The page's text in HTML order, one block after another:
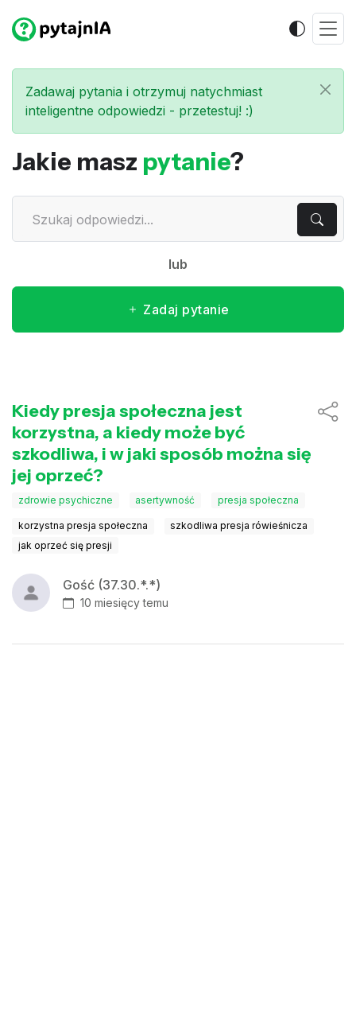
Zadawaj pytania i otrzymuj natychmiast
inteligentne odpowiedzi - przetestuj! :)
Jakie masz pytanie?
lub
Zadaj pytanie
Kiedy presja społeczna jest
korzystna, a kiedy może być
szkodliwa, i w jaki sposób można się
jej oprzeć?
zdrowie psychiczne asertywność presja społeczna
korzystna presja społeczna
szkodliwa presja rówieśnicza
jak oprzeć się presji
Gość (37.30.*.*)
10 miesięcy temu